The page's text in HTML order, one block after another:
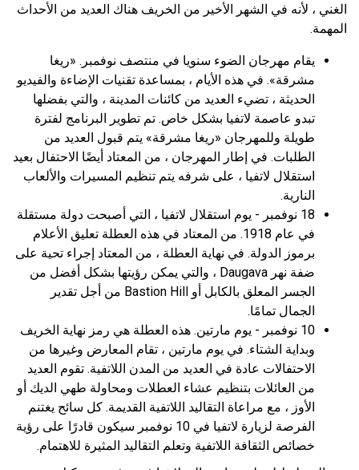
الغني ، لأنه في الشهر الأخير من الخريف هناك العديد من الأحداث
المهمة.
يقام مهرجان الضوء سنويا في منتصف نوفمبر. «ريغا
مشرقة». في هذه الأيام ، بمساعدة تقنيات الإضاءة والفيديو
الحديثة ، تضيء العديد من كائنات المدينة ، والتي بفضلها
تبدو عاصمة لاتفيا بشكل خاص. تم تطوير البرنامج لفترة
طويلة وللمهرجان «ريغا مشرقة» يتم قبول العديد من
الطلبات. في إطار المهرجان ، من المعتاد أيضًا الاحتفال بعيد
استقلال لاتفيا ، على شرفه يتم تنظيم المسيرات والألعاب
النارية.
18 نوفمبر - يوم استقلال لاتفيا ، التي أصبحت دولة مستقلة
في عام 1918. من المعتاد في هذه العطلة تعليق الأعلام
برموز الدولة. في نهاية العطلة ، من المعتاد إجراء تحية على
ضفة نهر Daugava ، والتي يمكن رؤيتها بشكل أفضل من
الجسر المعلق بالكابل أو Bastion Hill من أجل تقدير
الجمال تمامًا.
10 نوفمبر - يوم مارتين. هذه العطلة هي رمز نهاية الخريف
وبداية الشتاء. في يوم مارتين ، تقام المعارض وغيرها من
الاحتفالات عادة في العديد من المدن اللاتفية. تقوم العديد
من العائلات بتنظيم عشاء العطلات ومحاولة طهي الديك أو
الأوز ، مع مراعاة التقاليد اللاتفية القديمة. كل سائح يغتنم
الفرصة لزيارة لاتفيا في 10 نوفمبر سيكون قادرًا على رؤية
خصائص الثقافة اللاتفية وتعلم التقاليد المثيرة للاهتمام.